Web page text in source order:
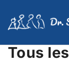
Tous